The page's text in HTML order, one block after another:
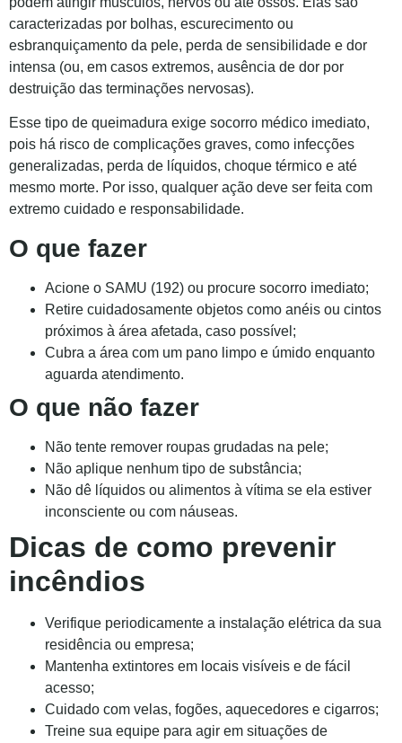
caracterizadas por bolhas, escurecimento ou
esbranquiçamento da pele, perda de sensibilidade e dor
intensa (ou, em casos extremos, ausência de dor por
destruição das terminações nervosas).
Esse tipo de queimadura exige socorro médico imediato,
pois há risco de complicações graves, como infecções
generalizadas, perda de líquidos, choque térmico e até
mesmo morte. Por isso, qualquer ação deve ser feita com
extremo cuidado e responsabilidade.
O que fazer
Acione o SAMU (192) ou procure socorro imediato;
Retire cuidadosamente objetos como anéis ou cintos
próximos à área afetada, caso possível;
Cubra a área com um pano limpo e úmido enquanto
aguarda atendimento.
O que não fazer
Não tente remover roupas grudadas na pele;
Não aplique nenhum tipo de substância;
Não dê líquidos ou alimentos à vítima se ela estiver
inconsciente ou com náuseas.
Dicas de como prevenir
incêndios
Verifique periodicamente a instalação elétrica da sua
residência ou empresa;
Mantenha extintores em locais visíveis e de fácil
acesso;
Cuidado com velas, fogões, aquecedores e cigarros;
Treine sua equipe para agir em situações de